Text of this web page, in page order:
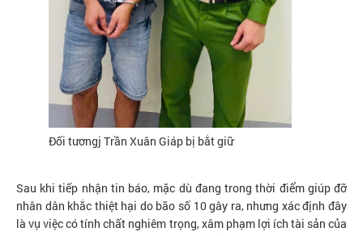
Đối tươngj Trần Xuân Giáp bị bắt giữ
Sau khi tiếp nhận tin báo, mặc dù đang trong thời điểm giúp đỡ
nhân dân khắc thiệt hại do bão số 10 gây ra, nhưng xác định đây
là vụ việc có tính chất nghiêm trọng, xâm phạm lợi ích tài sản của